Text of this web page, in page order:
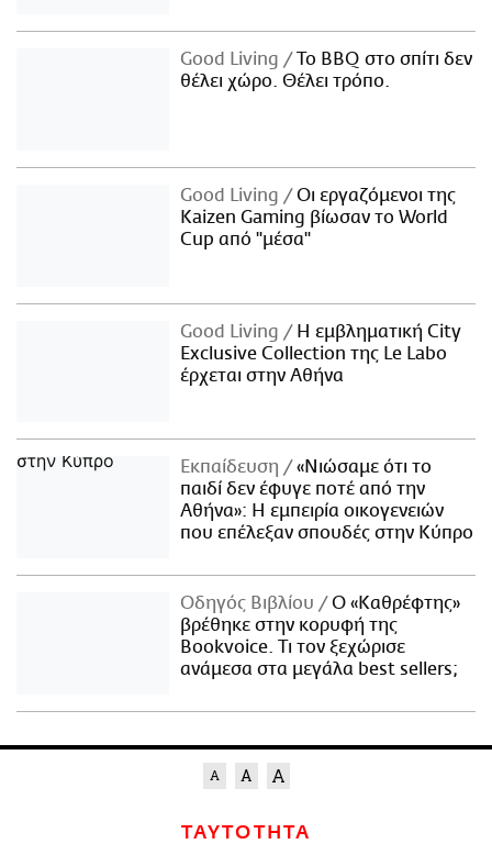
Good Living
Το BBQ στο σπίτι δεν
θέλει χώρο. Θέλει τρόπο.
Good Living
Οι εργαζόμενοι της
Kaizen Gaming βίωσαν το World
Cup από "μέσα"
Good Living
Η εμβληματική City
Exclusive Collection της Le Labo
έρχεται στην Αθήνα
Εκπαίδευση
«Νιώσαμε ότι το
παιδί δεν έφυγε ποτέ από την
Αθήνα»: Η εμπειρία οικογενειών
που επέλεξαν σπουδές στην Κύπρο
Οδηγός Βιβλίου
Ο «Καθρέφτης»
βρέθηκε στην κορυφή της
Bookvoice. Τι τον ξεχώρισε
ανάμεσα στα μεγάλα best sellers;
ΤΑΥΤΟΤΗΤΑ